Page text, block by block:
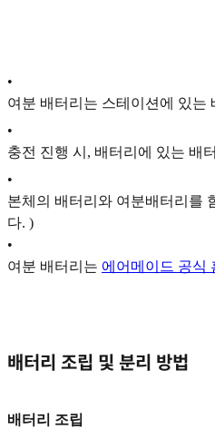
•
여분 배터리는 스테이션에 있는
•
충전 진행 시, 배터리에 있는 배
•
본체의 배터리와 여분배터리를
다. )
•
여분 배터리는 에어메이드 공식
배터리 조립 및 분리 방법
배터리 조립